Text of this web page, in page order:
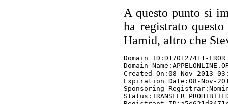
A questo punto si
ha registrato
Hamid, altro che
Domain ID:D170127411-LROR
Domain
Created On:08-Nov-2013
Expiration Date:08-Nov-
Sponsoring
Status:TRANSFER